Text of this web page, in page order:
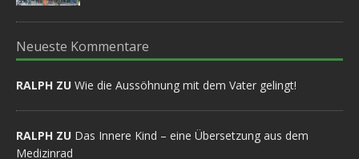
Neueste Kommentare
RALPH ZU Wie die Aussöhnung mit dem Vater gelingt!
RALPH ZU Das Innere Kind – eine Übersetzung aus dem
Medizinrad